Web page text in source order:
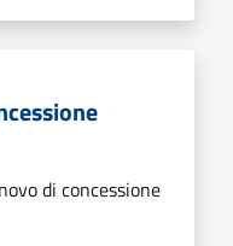
di concessione